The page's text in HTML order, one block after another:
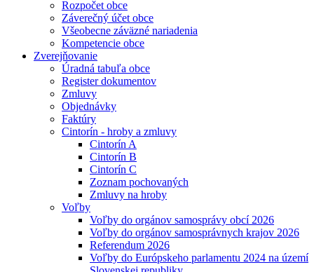
Rozpočet obce
Záverečný účet obce
Všeobecne záväzné nariadenia
Kompetencie obce
Zverejňovanie
Úradná tabuľa obce
Register dokumentov
Zmluvy
Objednávky
Faktúry
Cintorín - hroby a zmluvy
Cintorín A
Cintorín B
Cintorín C
Zoznam pochovaných
Zmluvy na hroby
Voľby
Voľby do orgánov samosprávy obcí 2026
Voľby do orgánov samosprávnych krajov 2026
Referendum 2026
Voľby do Európskeho parlamentu 2024 na území